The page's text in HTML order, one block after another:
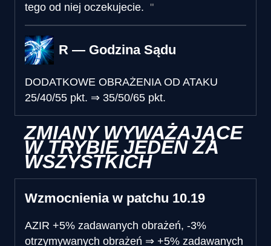
tego od niej oczekujecie.
R — Godzina Sądu
DODATKOWE OBRAŻENIA OD ATAKU
25/40/55 pkt. ⇒ 35/50/65 pkt.
ZMIANY WYWAŻAJĄCE
W TRYBIE JEDEN ZA
WSZYSTKICH
Wzmocnienia w patchu 10.19
AZIR +5% zadawanych obrażeń, -3%
otrzymywanych obrażeń ⇒ +5% zadawanych